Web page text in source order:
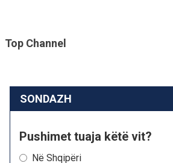
Top Channel
SONDAZH
Pushimet tuaja këtë vit?
Në Shqipëri